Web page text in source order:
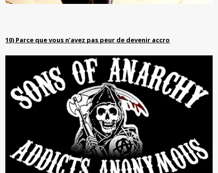
10) Parce que vous n’avez pas peur de devenir accro